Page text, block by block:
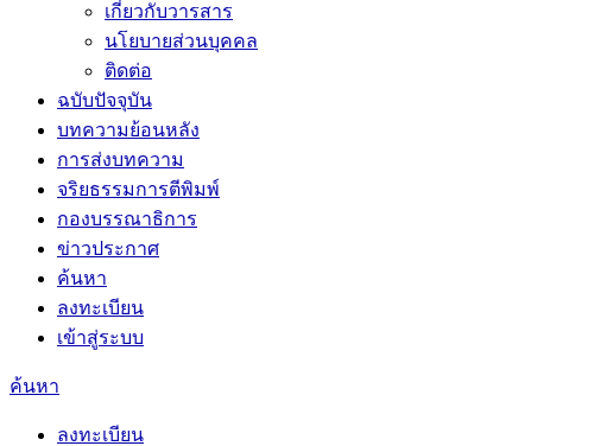
เกี่ยวกับวารสาร
นโยบายส่วนบุคคล
ติดต่อ
ฉบับปัจจุบัน
บทความย้อนหลัง
การส่งบทความ
จริยธรรมการตีพิมพ์
กองบรรณาธิการ
ข่าวประกาศ
ค้นหา
ลงทะเบียน
เข้าสู่ระบบ
ค้นหา
ลงทะเบียน